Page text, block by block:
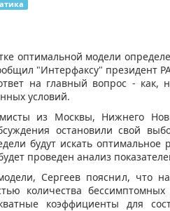
оптимальной модели
"Интерфаксу" президент
на главный вопрос - как,
условий.
из Москвы, Нижнего
остановили свой
будут искать оптимальное
проведен анализ
Сергеев пояснил, что
количества
коэффициенты для